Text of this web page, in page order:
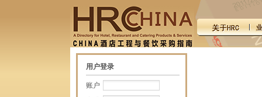
用户登录
账户